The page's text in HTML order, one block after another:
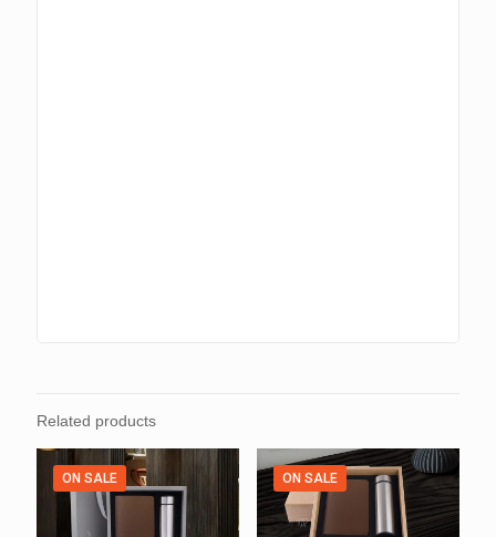
Related products
ON SALE ON SALE